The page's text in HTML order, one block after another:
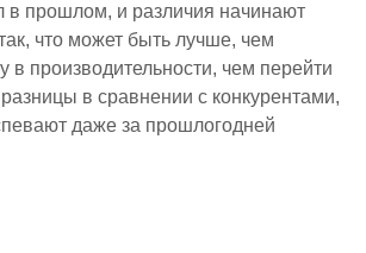
в прошлом, и различия начинают
что может быть лучше, чем
в производительности, чем перейти
в сравнении с конкурентами,
даже за прошлогодней